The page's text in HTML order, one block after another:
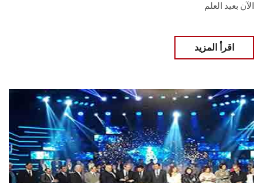
الآن بعيد العلم
اقرأ المزيد